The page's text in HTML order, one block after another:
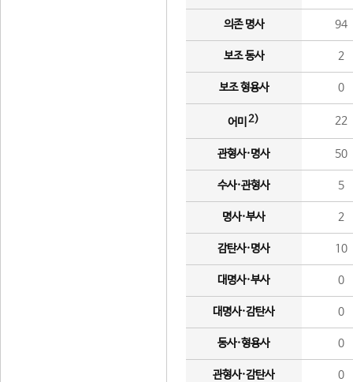
의존 명사 94
보조 동사 2
보조 형용사 0
어미 2) 22
관형사·명사 50
수사·관형사 5
명사·부사 2
감탄사·명사 10
대명사·부사 0
대명사·감탄사 0
동사·형용사 0
관형사·감탄사 0